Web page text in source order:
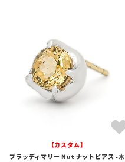
【カスタム】
ブラッディマリー Nut ナットピアス -木